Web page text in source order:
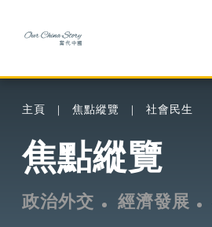
主頁 焦點縱覽 社會民生
焦點縱覽
政治外交 經濟發展